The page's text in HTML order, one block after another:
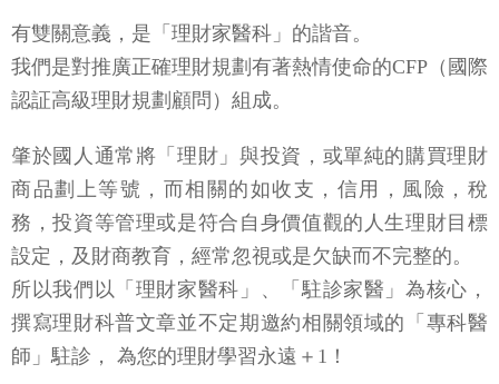
有雙關意義，是「理財家醫科」的諧音。
我們是對推廣正確理財規劃有著熱情使命的CFP（國際
認証高級理財規劃顧問）組成。
肇於國人通常將「理財」與投資，或單純的購買理財
商品劃上等號，而相關的如收支，信用，風險，稅
務，投資等管理或是符合自身價值觀的人生理財目標
設定，及財商教育，經常忽視或是欠缺而不完整的。
所以我們以「理財家醫科」、「駐診家醫」為核心，
撰寫理財科普文章並不定期邀約相關領域的「專科醫
師」駐診， 為您的理財學習永遠＋1！